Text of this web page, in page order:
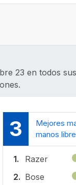
23 en todos
3
Mejores
manos
1. Razer
2. Bose